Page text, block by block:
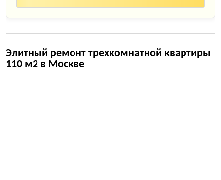
Элитный ремонт трехкомнатной квартиры
110 м2 в Москве